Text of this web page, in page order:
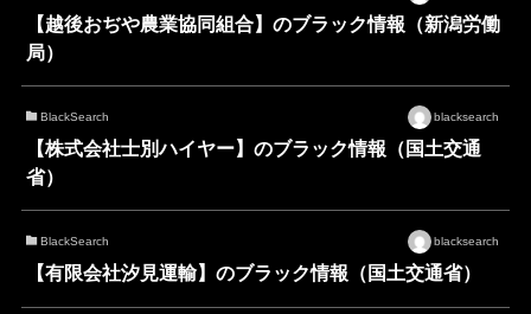
【越後おぢや農業協同組合】のブラック情報（新潟労働
局）
BlackSearch blacksearch
【株式会社士別ハイヤー】のブラック情報（国土交通
省）
BlackSearch blacksearch
【有限会社汐見運輸】のブラック情報（国土交通省）